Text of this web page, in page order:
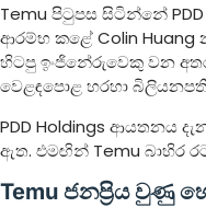
Temu පිටුපස සිටින්නේ
ආරම්භ කළේ Colin Huang
හිටපු ඉංජිනේරුවෙකු වන
වෙළඳපොළ හරහා
PDD Holdings ආයතනය
ඇත. එමඟින් Temu බාහිර
Temu ජනප්‍රිය වුණු